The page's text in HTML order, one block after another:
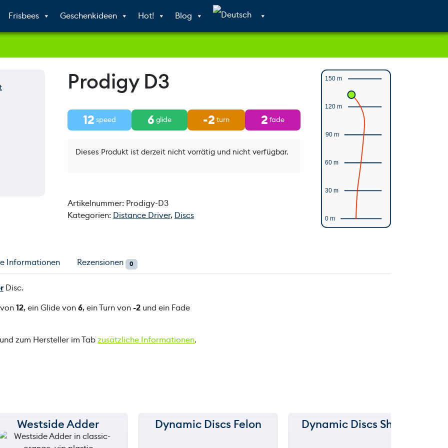
Frisbees Geschenkideen Hot!
Blog
Prodigy D3
90 m
120 m
150 m
60 m
30 m
0 m
12 speed 6 glide -2 turn 2 fade
Dieses Produkt ist derzeit nicht vorrätig und nicht verfügbar.
Artikelnummer: Prodigy-D3
Kategorien: Distance Driver, Discs
Informationen Rezensionen 0
Disc.
12, ein Glide von6, ein Turn von-2 und ein Fade
zum Hersteller im Tabzusätzliche Informationen.
120 m
150 m
Westside Adder 150 m
Dynamic Discs Felon 150 m
Dynamic Discs Sheriff